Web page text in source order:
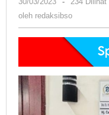
redaksibso
oleh redaksibso